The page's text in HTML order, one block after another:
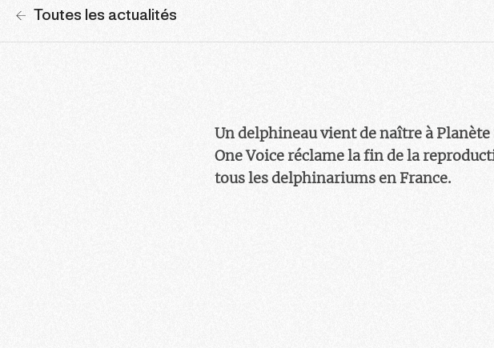
Toutes les actualités
Un delphineau vient de naître à Planète
One Voice réclame la fin de la
tous les delphinariums en France.